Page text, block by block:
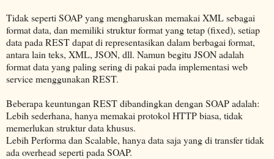
Tidak seperti SOAP yang mengharuskan memakai XML sebagai
format data, dan memiliki struktur format yang tetap (fixed), setiap
data pada REST dapat di representasikan dalam berbagai format,
antara lain teks, XML, JSON, dll. Namun begitu JSON adalah
format data yang paling sering di pakai pada implementasi web
service menggunakan REST.
Beberapa keuntungan REST dibandingkan dengan SOAP adalah:
Lebih sederhana, hanya memakai protokol HTTP biasa, tidak
memerlukan struktur data khusus.
Lebih Performa dan Scalable, hanya data saja yang di transfer tidak
ada overhead seperti pada SOAP.